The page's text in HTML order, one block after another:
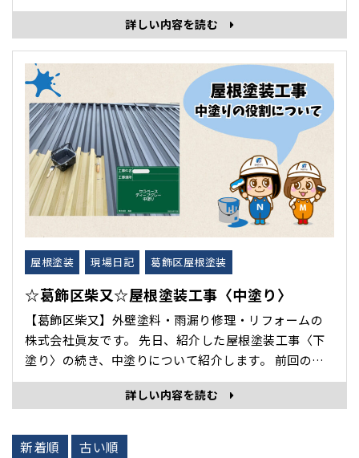
の続きとたて樋について紹介します😀 前回の記事は
も新しい物に取り替え、新･･･
詳しい内容を読む
屋根塗装 現場日記 葛飾区屋根塗装
☆葛飾区柴又☆屋根塗装工事〈中塗り〉
【葛飾区柴又】外壁塗料・雨漏り修理・リフォームの
株式会社眞友です。 先日、紹介した屋根塗装工事〈下
塗り〉の続き、中塗りについて紹介します。 前回の記
事はこちら 目立たない中塗りは、屋根塗装において
要のようななくてはならない大切な手順です。 中塗り
守る。 ・性･･･
詳しい内容を読む
新着順 古い順